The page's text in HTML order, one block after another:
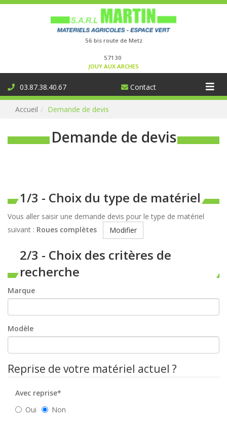
Connexion
56 bis route de Metz
57130
JOUY AUX ARCHES
03.87.38.40.67 Contact
la
Accueil Demande de devis
Demande de devis
1/3 - Choix du type de matériel
Vous aller saisir une demande devis pour le type de matériel
suivant : Roues complètes Modifier
2/3 - Choix des critères de
recherche
Marque
Modèle
Reprise de votre matériel actuel ?
Avec reprise*
Oui
Non